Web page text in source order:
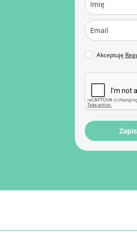
Akceptuję